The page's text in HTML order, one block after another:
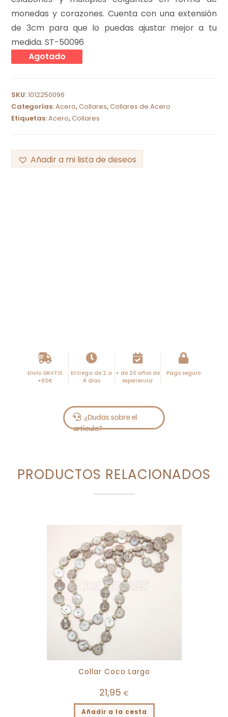
monedas y corazones. Cuenta con una extensión
de 3cm para que lo puedas ajustar mejor a tu
medida. ST-50096
Agotado
SKU:1012250096
Categorías:Acero,Collares,Collares de Acero
Etiquetas:Acero,Collares
Añadir a mi lista de deseos
Envío GRATIS
+60€
Entrega de 2 a
4 días
+ de 20 años de
experiencia
Pago seguro
PRODUCTOS RELACIONADOS
Collar Coco Largo
21,95 €
Añadir a la cesta